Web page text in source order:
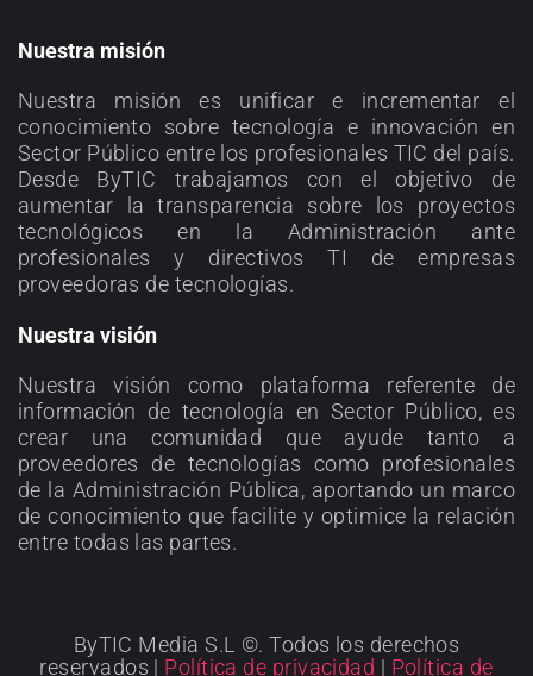
Nuestra misión
Nuestra misión es unificar e incrementar el
conocimiento sobre tecnología e innovación en
Sector Público entre los profesionales TIC del país.
Desde ByTIC trabajamos con el objetivo de
aumentar la transparencia sobre los proyectos
tecnológicos en la Administración ante
profesionales y directivos TI de empresas
proveedoras de tecnologías.
Nuestra visión
Nuestra visión como plataforma referente de
información de tecnología en Sector Público, es
crear una comunidad que ayude tanto a
proveedores de tecnologías como profesionales
de la Administración Pública, aportando un marco
de conocimiento que facilite y optimice la relación
entre todas las partes.
ByTIC Media S.L ©. Todos los derechos
reservados | Política de privacidad | Política de